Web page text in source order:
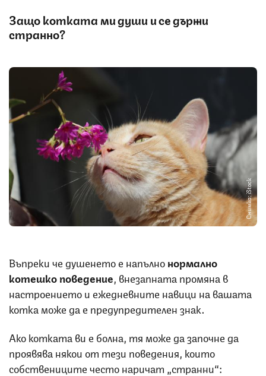
Защо котката ми души и се държи
странно?
Снимка: iStock
Въпреки че душенето е напълнонормално
котешко поведение , внезапната промяна в
настроението и ежедневните навици на вашата
котка може да е предупредителен знак.
Ако котката ви е болна, тя може да започне да
проявява някои от тези поведения, които
собствениците често наричат ​​„странни“: